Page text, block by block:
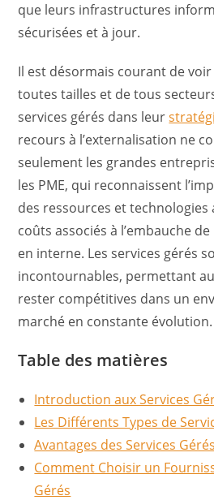
que leurs infrastructures
sécurisées et à jour.
Il est désormais courant de
toutes tailles et de tous
services gérés dans leur
recours à l’externalisation ne
seulement les grandes
les PME, qui reconnaissent
des ressources et technologies
coûts associés à l’embauche
en interne. Les services gérés
incontournables, permettant
rester compétitives dans un
marché en constante évolution.
Table des matières
Introduction aux Services
Les Différents Types de
Avantages des Services Gérés
Comment Choisir un
Gérés